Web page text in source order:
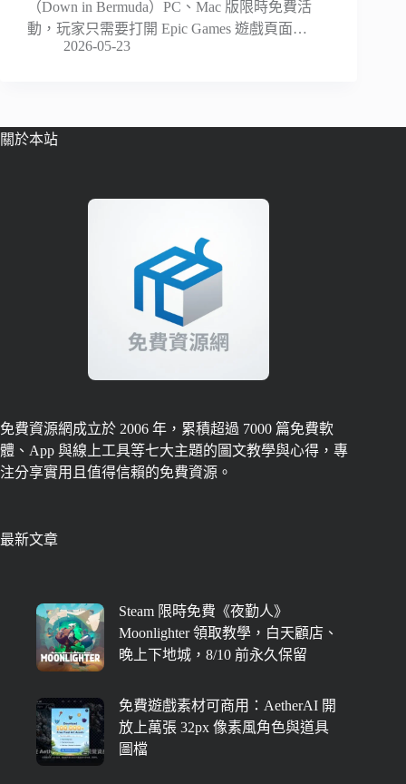
（Down in Bermuda）PC、Mac 版限時免費活
動，玩家只需要打開 Epic Games 遊戲頁面…
2026-05-23
關於本站
免費資源網成立於 2006 年，累積超過 7000 篇免費軟
體、App 與線上工具等七大主題的圖文教學與心得，專
注分享實用且值得信賴的免費資源。
最新文章
Steam 限時免費《夜勤人》
Moonlighter 領取教學，白天顧店、
晚上下地城，8/10 前永久保留
免費遊戲素材可商用：AetherAI 開
放上萬張 32px 像素風角色與道具
圖檔